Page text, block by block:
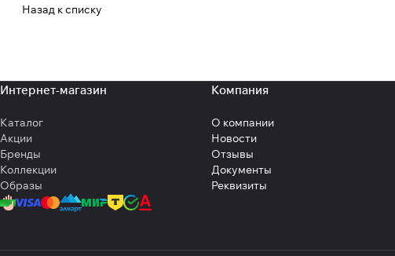
Назад к списку
Интернет-магазин
Каталог
Акции
Бренды
Коллекции
Образы
Компания
О компании
Новости
Отзывы
Документы
Реквизиты